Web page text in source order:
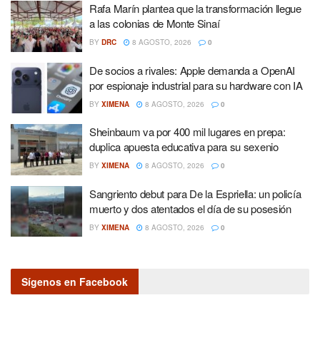
Rafa Marín plantea que la transformación llegue
a las colonias de Monte Sinaí
BY DRC 8 AGOSTO, 2026 0
De socios a rivales: Apple demanda a OpenAI
por espionaje industrial para su hardware con IA
BY XIMENA 8 AGOSTO, 2026 0
Sheinbaum va por 400 mil lugares en prepa:
duplica apuesta educativa para su sexenio
BY XIMENA 8 AGOSTO, 2026 0
Sangriento debut para De la Espriella: un policía
muerto y dos atentados el día de su posesión
BY XIMENA 8 AGOSTO, 2026 0
Sígenos en Facebook